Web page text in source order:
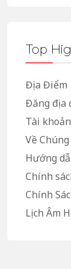
Top
Địa Điểm
Đăng địa
Tài khoản
Về
Hướng
Chính
Chính
Lịch Âm